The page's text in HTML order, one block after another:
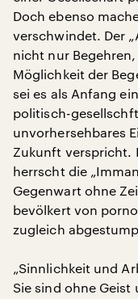
Doch ebenso
verschwindet. Der
nicht nur
Möglichkeit der
sei es als Anfang
politisch-
unvorhersehbares
Zukunft verspricht.
herrscht die
Gegenwart ohne
bevölkert von
zugleich
„Sinnlichkeit und
Sie sind ohne Geist